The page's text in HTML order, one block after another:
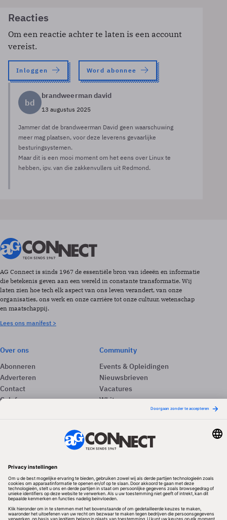
Reacties
Om een reactie achter te laten is een account
vereist.
Inloggen Word abonnee
bd
brandweerman david
13 augustus 2025
Jammer dat de brandweerman David geen waarschuwing
meer mag plaatsen, voor deze leverens gevaarlijke
besturingsystemen.
Maar dit is een mooi moment om het eens over Linux te
hebben, ipv. van die zakkenvullers uit Redmond.
AG Connect is sinds 1967 de essentiële bron van ideeën en informatie
die betekenis geven aan een wereld in constante transformatie. Wij
laten zien hoe tech elk aspect van ons leven verandert, van onze
organisaties, ons werk en onze carrière tot onze cultuur, wetenschap
en maatschappij.
Lees ons manifest >
Over ons
Abonneren
Adverteren
Contact
Colofon
Community
Events & Opleidingen
Nieuwsbrieven
Vacatures
Whitepapers
Redactionele partner